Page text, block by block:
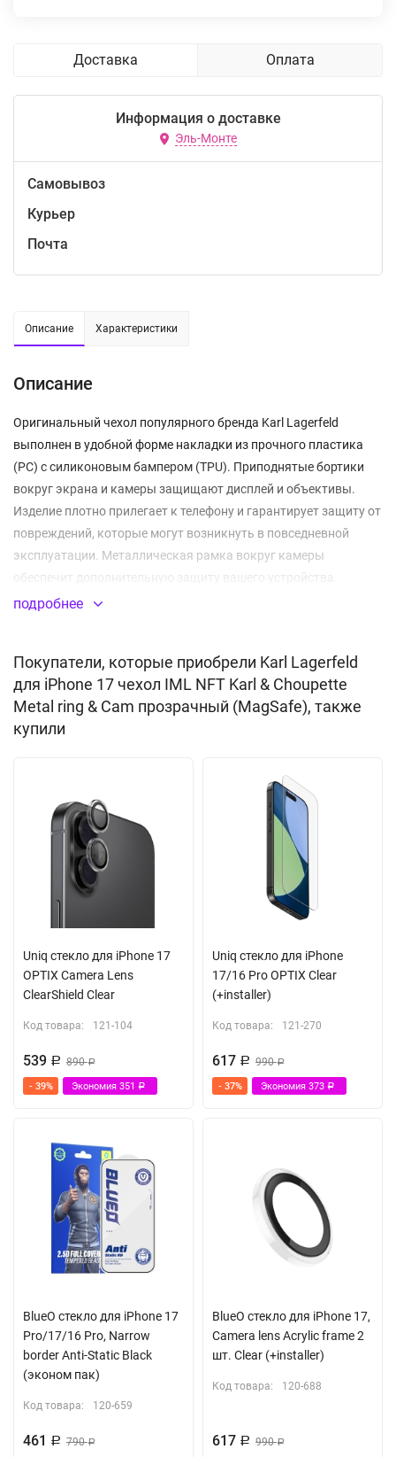
Доставка Оплата
Информация о доставке
Эль-Монте
Самовывоз
Курьер
Почта
Описание Характеристики
Описание
Оригинальный чехол популярного бренда Karl Lagerfeld
выполнен в удобной форме накладки из прочного пластика
(PC) с силиконовым бампером (TPU). Приподнятые бортики
вокруг экрана и камеры защищают дисплей и объективы.
Изделие плотно прилегает к телефону и гарантирует защиту от
повреждений, которые могут возникнуть в повседневной
эксплуатации. Металлическая рамка вокруг камеры
обеспечит дополнительную защиту вашего устройства.
Боковые клавиши дублируются встроенными заглушками,
камеры выполнены точно и аккуратно. Покрытие имеет
двухслойную структуру IML, на которую нанесено
изображение в стилистике бренда. Толщина кейса не
препятствует nfc сигналу. Благодаря встроенному магниту
зарядку, картхолдер и другие аксессуары с таким креплением.
Поставляется в подарочной упаковке производителя CG
Mobile.
Встроенный магнитный модуль MagSafe
подробнее
Покупатели, которые приобрели Karl Lagerfeld
для iPhone 17 чехол IML NFT Karl & Choupette
Metal ring & Cam прозрачный (MagSafe), также
купили
Uniq стекло для iPhone 17
OPTIX Camera Lens
ClearShield Clear
Код товара: 121-104
539 Р 890Р
- 39% Экономия 351 Р
Uniq стекло для iPhone
17/16 Pro OPTIX Clear
(+installer)
Код товара: 121-270
617 Р 990Р
- 37% Экономия 373 Р
BlueO стекло для iPhone 17
Pro/17/16 Pro, Narrow
border Anti-Static Black
(эконом пак)
Код товара: 120-659
461 Р 790Р
BlueO стекло для iPhone 17,
Camera lens Acrylic frame 2
шт. Clear (+installer)
Код товара: 120-688
617 Р 990Р